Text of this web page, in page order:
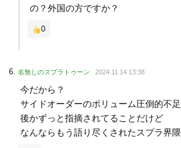
の？外国の方ですか？
0
名無しのスプラトゥーン 2024.11.14 13:38
今だから？
サイドオーダーのボリューム圧倒的不
後かずっと指摘されてることだけど
なんならもう語り尽くされたスプラ界